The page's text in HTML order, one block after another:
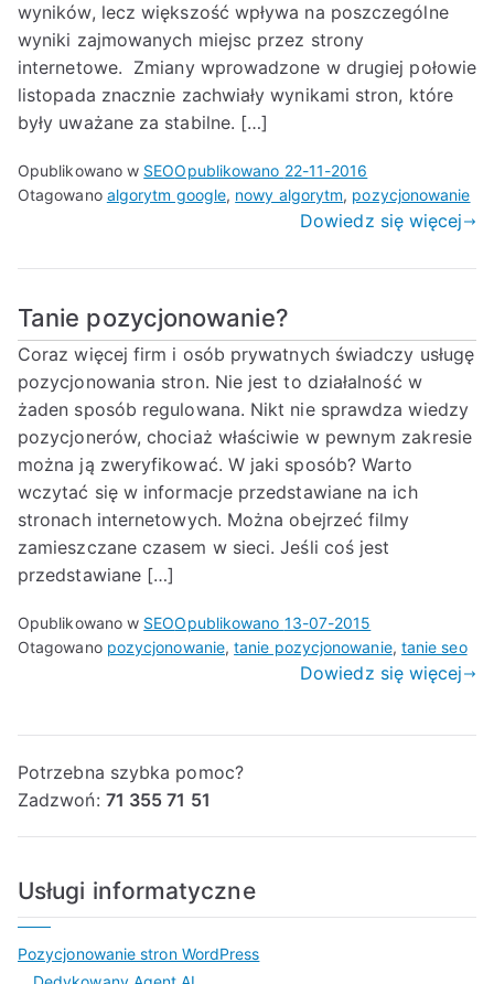
wyników, lecz większość wpływa na poszczególne
wyniki zajmowanych miejsc przez strony
internetowe. Zmiany wprowadzone w drugiej połowie
listopada znacznie zachwiały wynikami stron, które
były uważane za stabilne. […]
Opublikowano w SEOOpublikowano 22-11-2016
Otagowano algorytm google, nowy algorytm, pozycjonowanie
Dowiedz się więcej
Tanie pozycjonowanie?
Coraz więcej firm i osób prywatnych świadczy usługę
pozycjonowania stron. Nie jest to działalność w
żaden sposób regulowana. Nikt nie sprawdza wiedzy
pozycjonerów, chociaż właściwie w pewnym zakresie
można ją zweryfikować. W jaki sposób? Warto
wczytać się w informacje przedstawiane na ich
stronach internetowych. Można obejrzeć filmy
zamieszczane czasem w sieci. Jeśli coś jest
przedstawiane […]
Opublikowano w SEOOpublikowano 13-07-2015
Otagowano pozycjonowanie,tanie pozycjonowanie, tanie seo
Dowiedz się więcej
Potrzebna szybka pomoc?
Zadzwoń: 71 355 71 51
Usługi informatyczne
Pozycjonowanie stron WordPress